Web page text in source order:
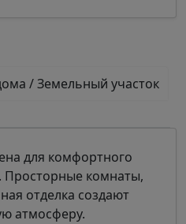
/ Земельный участок
для комфортного
Просторные комнаты,
отделка создают
атмосферу.